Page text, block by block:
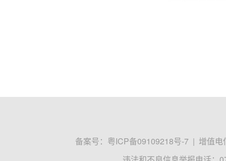
备案号： 粤ICP备09109218号-7 | 增值电